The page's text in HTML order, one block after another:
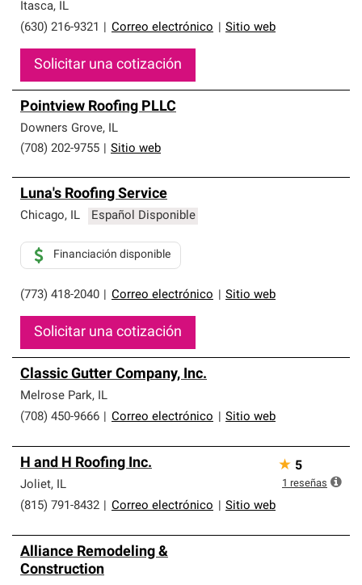
Itasca, IL
(630) 216-9321
Correo electrónico Sitio web
Solicitar una cotización
Pointview Roofing PLLC
Downers Grove, IL
(708) 202-9755
Sitio web
Luna's Roofing Service
Chicago, IL Español Disponible
(773) 418-2040 Correo electrónico Sitio web
Financiación disponible
Solicitar una cotización
Classic Gutter Company, Inc.
Melrose Park, IL
(708) 450-9666
Correo electrónico Sitio web
H and H Roofing Inc.
Joliet, IL
(815) 791-8432
Correo electrónico Sitio web
★ 5
1 reseñas
Alliance Remodeling &
Construction